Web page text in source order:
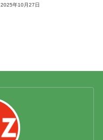
2025年10月27日